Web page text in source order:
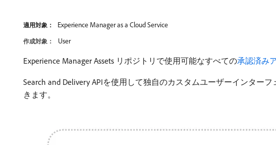
適用対象： Experience Manager as a Cloud Service
作成対象： User
Experience Manager Assets リポジトリで使用可能なすべての承認済み
Search and Delivery APIを使用して独自のカスタムユーザーインター
きます。